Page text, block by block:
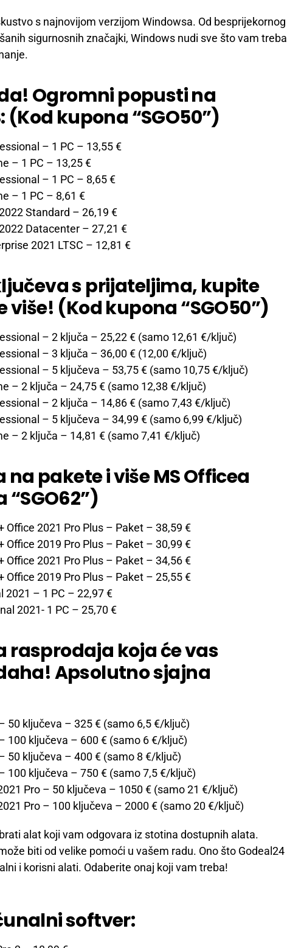
s najnovijom verzijom Windowsa. Od besprijekornog
sigurnosnih značajki, Windows nudi sve što vam treba
Ogromni popusti na
(Kod kupona “SGO50”)
– 1 PC – 13,55 €
– 1 PC – 13,25 €
– 1 PC – 8,65 €
– 1 PC – 8,61 €
Standard – 26,19 €
Datacenter – 27,21 €
2021 LTSC – 12,81 €
s prijateljima, kupite
više! (Kod kupona “SGO50”)
– 2 ključa – 25,22 € (samo 12,61 €/ključ)
– 3 ključa – 36,00 € (12,00 €/ključ)
– 5 ključeva – 53,75 € (samo 10,75 €/ključ)
– 2 ključa – 24,75 € (samo 12,38 €/ključ)
– 2 ključa – 14,86 € (samo 7,43 €/ključ)
– 5 ključeva – 34,99 € (samo 6,99 €/ključ)
– 2 ključa – 14,81 € (samo 7,41 €/ključ)
na pakete i više MS Officea
Office 2021 Pro Plus – Paket – 38,59 €
Office 2019 Pro Plus – Paket – 30,99 €
Office 2021 Pro Plus – Paket – 34,56 €
Office 2019 Pro Plus – Paket – 25,55 €
2021 – 1 PC – 22,97 €
2021- 1 PC – 25,70 €
rasprodaja koja će vas
Apsolutno sjajna
50 ključeva – 325 € (samo 6,5 €/ključ)
100 ključeva – 600 € (samo 6 €/ključ)
50 ključeva – 400 € (samo 8 €/ključ)
100 ključeva – 750 € (samo 7,5 €/ključ)
Pro – 50 ključeva – 1050 € (samo 21 €/ključ)
Pro – 100 ključeva – 2000 € (samo 20 €/ključ)
alat koji vam odgovara iz stotina dostupnih alata.
biti od velike pomoći u vašem radu. Ono što Godeal24
i korisni alati. Odaberite onaj koji vam treba!
softver: